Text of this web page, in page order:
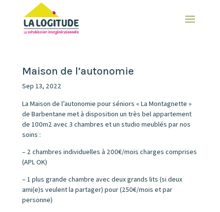
Maison de l’autonomie
Sep 13, 2022
La Maison de l’autonomie pour séniors « La Montagnette »
de Barbentane met à disposition un très bel appartement
de 100m2 avec 3 chambres et un studio meublés par nos
soins :
– 2 chambres individuelles à 200€/mois charges comprises
(APL OK)
– 1 plus grande chambre avec deux grands lits (si deux
ami(e)s veulent la partager) pour (250€/mois et par
personne)